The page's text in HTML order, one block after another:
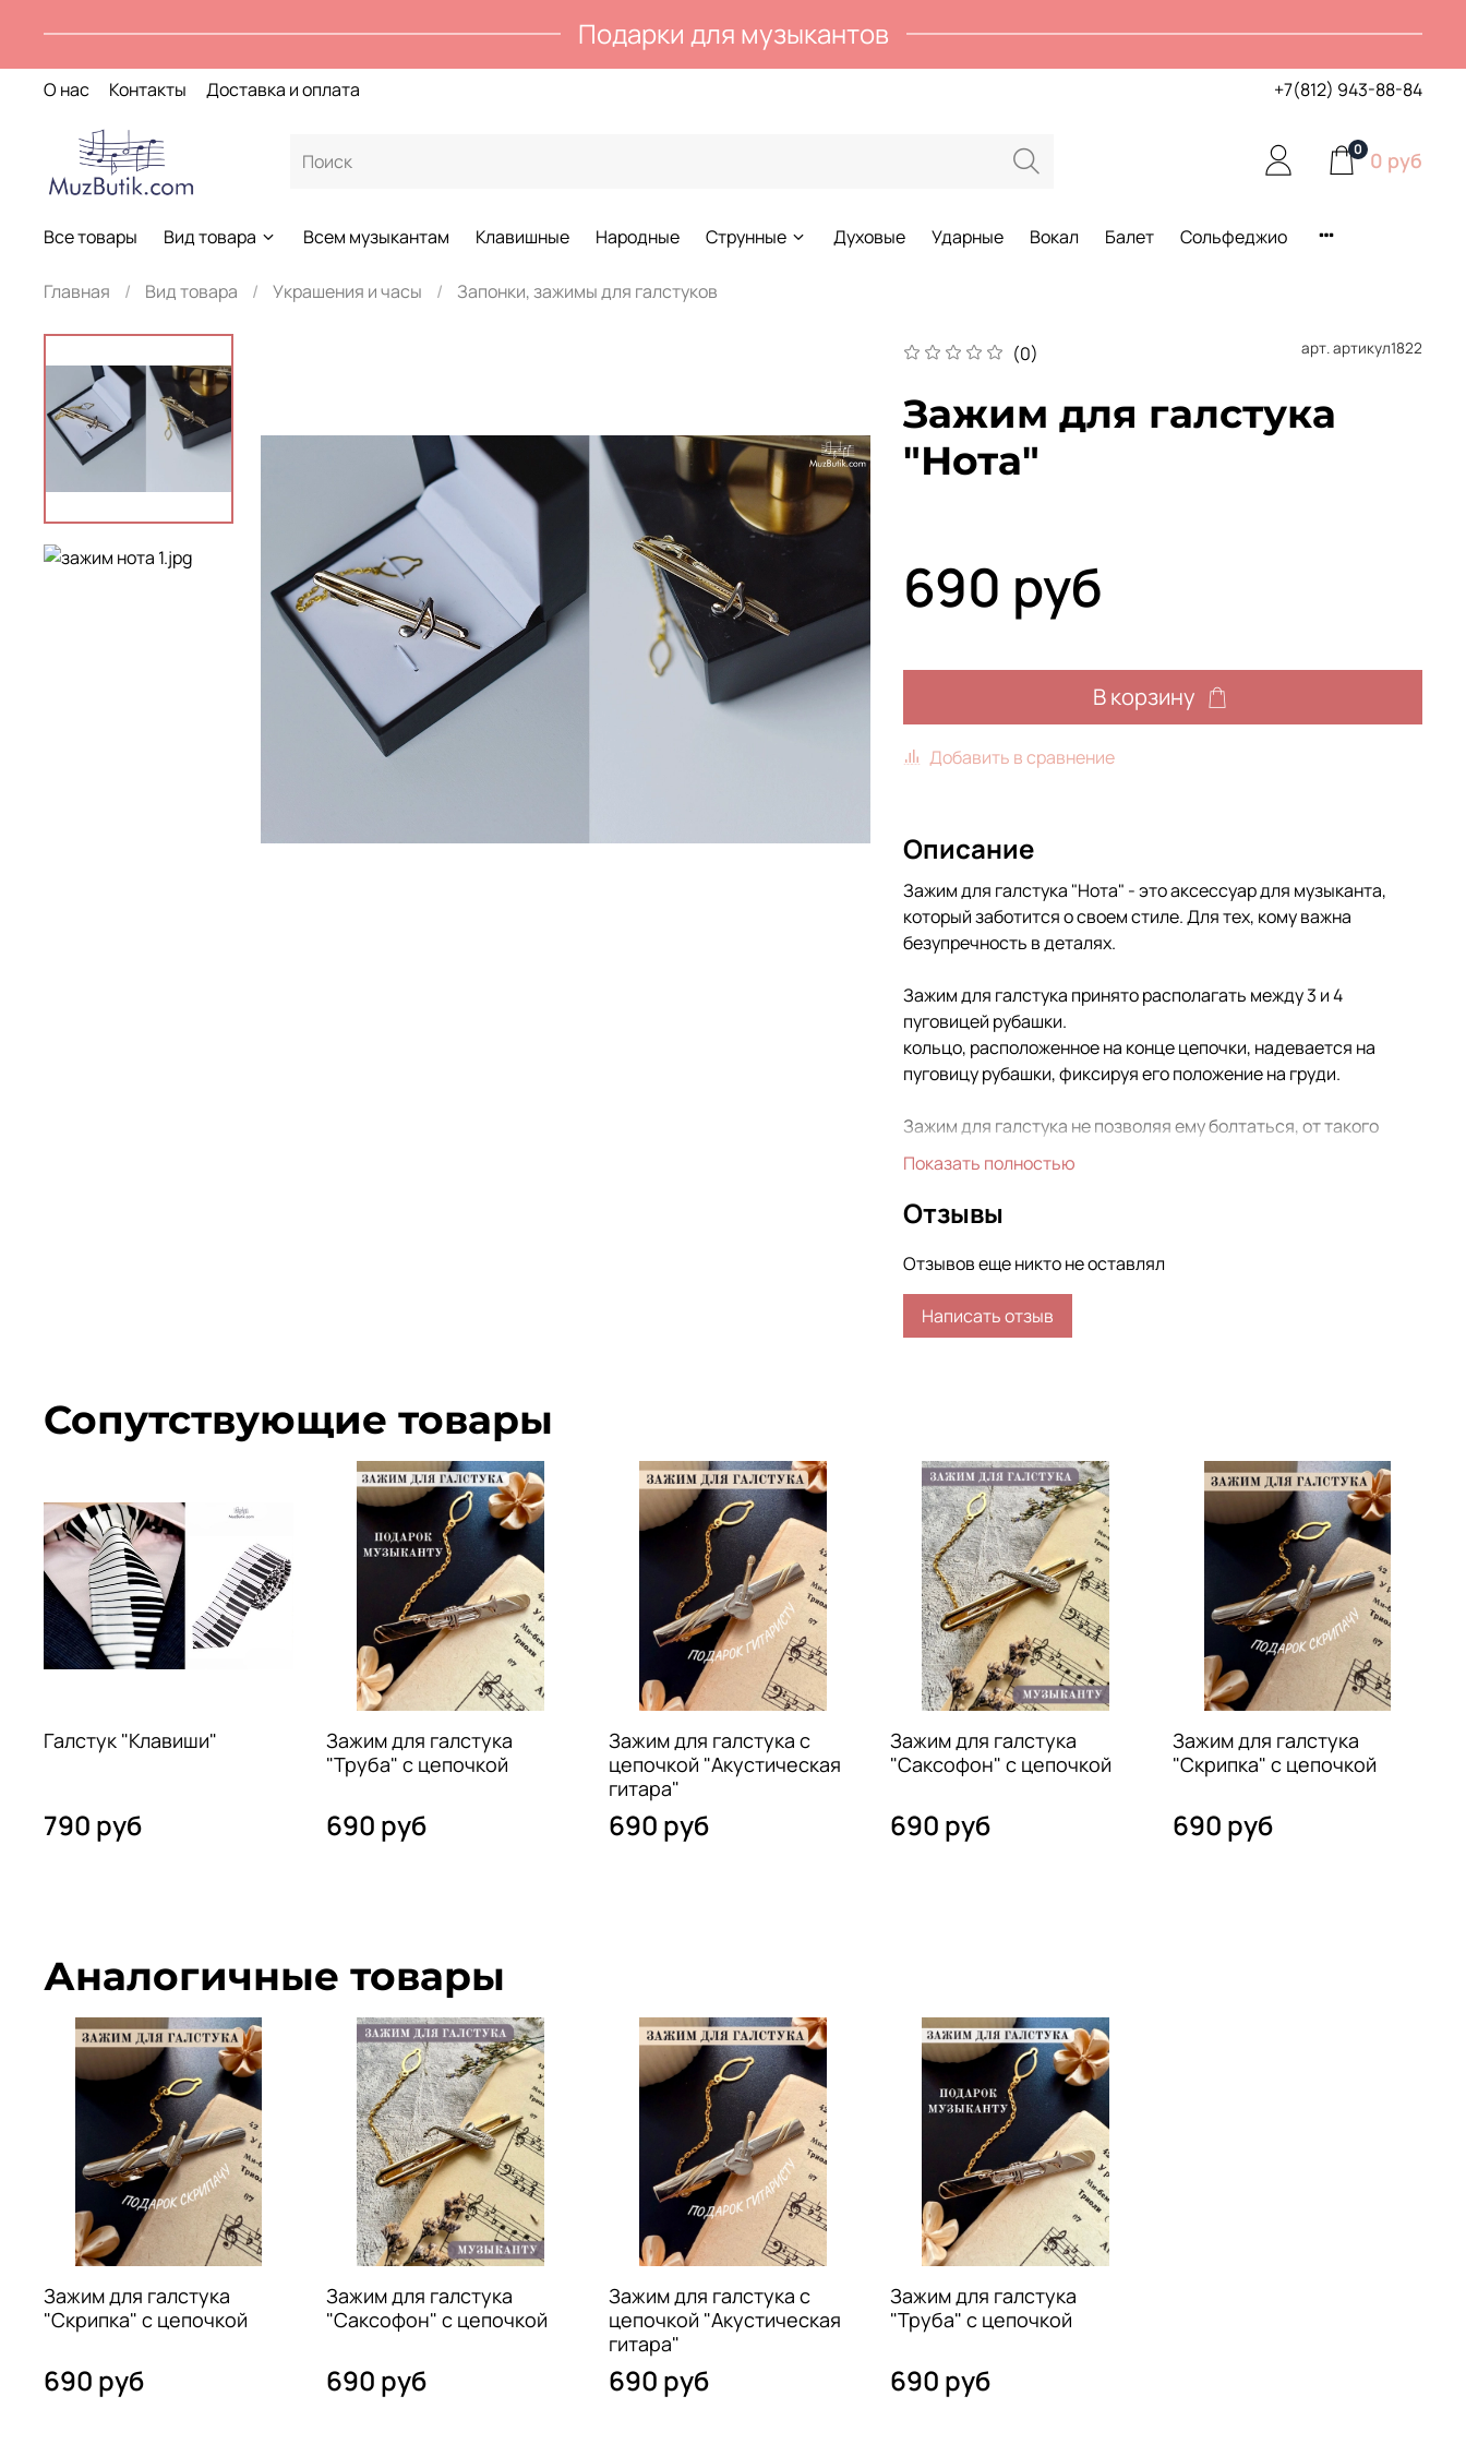
Подарки для музыкантов
О нас Контакты Доставка и оплата +7(812) 943-88-84
0 0 руб
Все товары Вид товара Всем музыкантам Клавишные Народные Струнные Духовые Ударные Вокал Балет Сольфеджио
Главная Вид товара Украшения и часы Запонки, зажимы для галстуков
(0) арт.артикул1822
Зажим для галстука
"Нота"
690 руб
В корзину
Добавить в сравнение
Описание
Зажим для галстука "Нота" - это аксессуар для музыканта,
который заботится о своем стиле. Для тех, кому важна
безупречность в деталях.
Зажим для галстука принято располагать между 3 и 4
пуговицей рубашки.
кольцо, расположенное на конце цепочки, надевается на
пуговицу рубашки, фиксируя его положение на груди.
Зажим для галстука не позволяя ему болтаться, от такого
простого решения внешний вид остается безупречным даже
по время активных движений.
Показать полностью
Отзывы
Отзывов еще никто не оставлял
Написать отзыв
Сопутствующие товары
Галстук "Клавиши"
790 руб
Зажим для галстука
"Труба" с цепочкой
690 руб
Зажим для галстука с
цепочкой "Акустическая
гитара"
690 руб
Зажим для галстука
"Саксофон" с цепочкой
690 руб
Зажим для галстука
"Скрипка" с цепочкой
690 руб
Аналогичные товары
Зажим для галстука
"Скрипка" с цепочкой
690 руб
Зажим для галстука
"Саксофон" с цепочкой
690 руб
Зажим для галстука с
цепочкой "Акустическая
гитара"
690 руб
Зажим для галстука
"Труба" с цепочкой
690 руб